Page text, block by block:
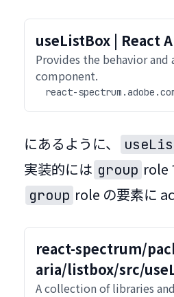
useListBox | React
Provides the behavior
component.
react-
にあるように、
実装的には group role
group role の要素に
react-spectrum/
aria/listbox/src/
A collection of libraries